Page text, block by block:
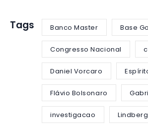
Tags Banco Master Base
Congresso Nacional
Daniel Vorcaro
Flávio Bolsonaro
investigacao